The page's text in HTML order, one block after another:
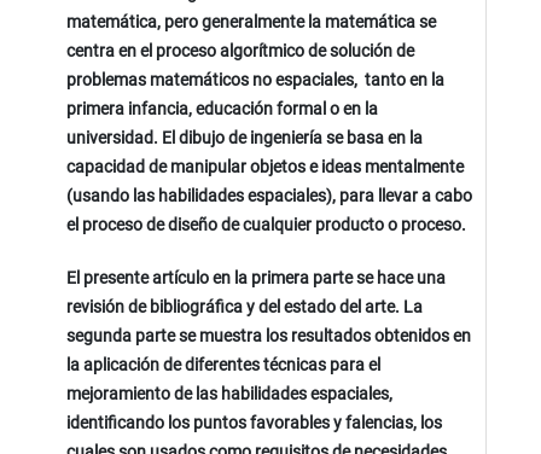
matemática, pero generalmente la matemática se
centra en el proceso algorítmico de solución de
problemas matemáticos no espaciales, tanto en la
primera infancia, educación formal o en la
universidad. El dibujo de ingeniería se basa en la
capacidad de manipular objetos e ideas mentalmente
(usando las habilidades espaciales), para llevar a cabo
el proceso de diseño de cualquier producto o proceso.
El presente artículo en la primera parte se hace una
revisión de bibliográfica y del estado del arte. La
segunda parte se muestra los resultados obtenidos en
la aplicación de diferentes técnicas para el
mejoramiento de las habilidades espaciales,
identificando los puntos favorables y falencias, los